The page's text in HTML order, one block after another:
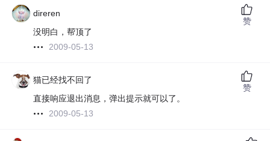
direren
没明白，帮顶了
2009-05-13
赞
猫已经找不回了
直接响应退出消息，弹出提示就可以了。
2009-05-13
赞